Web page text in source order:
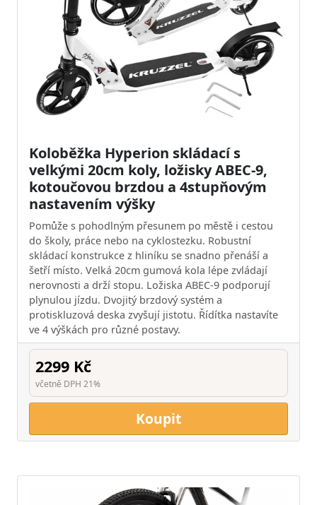
Koloběžka Hyperion skládací s
velkými 20cm koly, ložisky ABEC-9,
kotoučovou brzdou a 4stupňovým
nastavením výšky
Pomůže s pohodlným přesunem po městě i cestou
do školy, práce nebo na cyklostezku. Robustní
skládací konstrukce z hliníku se snadno přenáší a
šetří místo. Velká 20cm gumová kola lépe zvládají
nerovnosti a drží stopu. Ložiska ABEC-9 podporují
plynulou jízdu. Dvojitý brzdový systém a
protiskluzová deska zvyšují jistotu. Řídítka nastavíte
ve 4 výškách pro různé postavy.
2299 Kč
včetně DPH 21%
Koupit